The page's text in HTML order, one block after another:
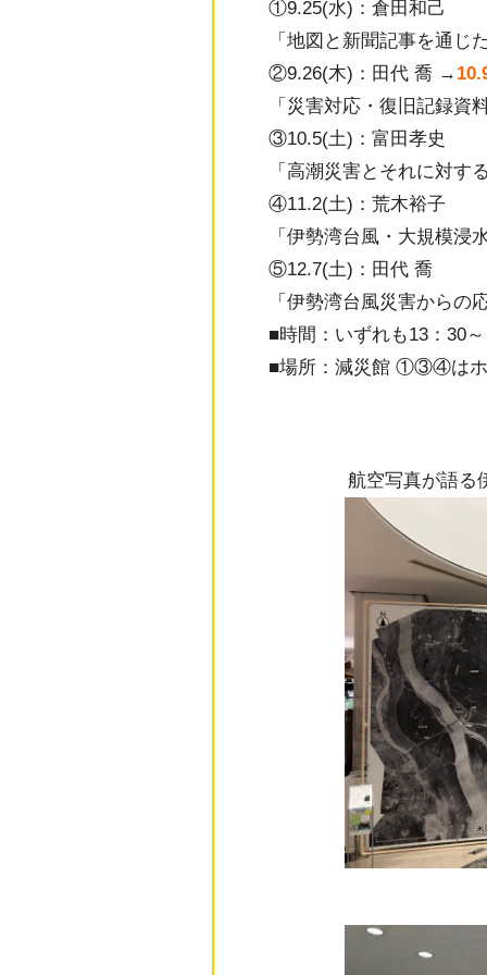
①9.25(水)：倉田和己
「地図と新聞記事を通じ
②9.26(木)：田代 喬 →
「災害対応・復旧記録
③10.5(土)：富田孝史
「高潮災害とそれに対す
④11.2(土)：荒木裕子
「伊勢湾台風・大規模浸
⑤12.7(土)：田代 喬
「伊勢湾台風災害からの
■時間：いずれも13：30～
■場所：減災館 ①③④は
航空写真が語る